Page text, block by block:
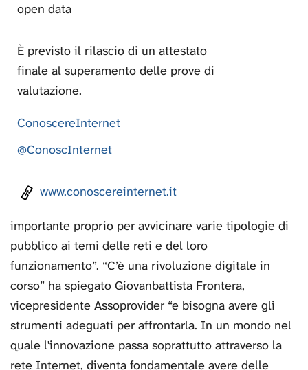
open data
È previsto il rilascio di un attestato
finale al superamento delle prove di
valutazione.
ConoscereInternet
@ConoscInternet
www.conoscereinternet.it
importante proprio per avvicinare varie tipologie di
pubblico ai temi delle reti e del loro
funzionamento”. “C’è una rivoluzione digitale in
corso” ha spiegato Giovanbattista Frontera,
vicepresidente Assoprovider “e bisogna avere gli
strumenti adeguati per affrontarla. In un mondo nel
quale l'innovazione passa soprattutto attraverso la
rete Internet, diventa fondamentale avere delle